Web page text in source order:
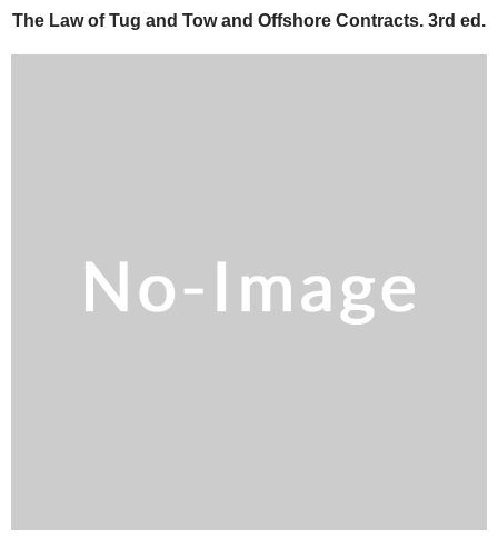
The Law of Tug and Tow and Offshore Contracts. 3rd ed.